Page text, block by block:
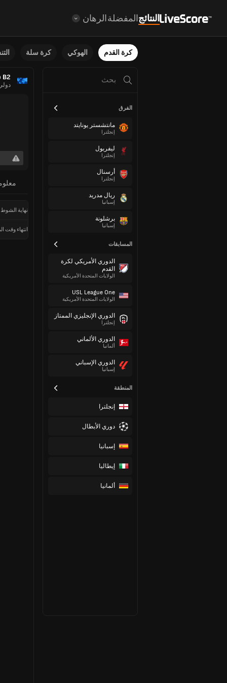
النتائجالمفضلةالرهان
كرة القدم الهوكي كرة سلة
الفرق
مانتشستر يونايتد
إنجلترا
ليفربول
إنجلترا
أرسنال
إنجلترا
ريال مدريد
إسبانيا
برشلونة
إسبانيا
المسابقات
الدوري الأمريكي لكرة
القدم
الولايات المتحدة الأمريكية
USL League One
الولايات المتحدة الأمريكية
الدوري الإنجليزي الممتاز
إنجلترا
الدوري الألماني
ألمانيا
الدوري الإسباني
إسبانيا
المنطقة
إنجلترا
دوري الأبطال
إسبانيا
إيطاليا
ألمانيا
B2
نهاية الشوط
انتهاء وقت